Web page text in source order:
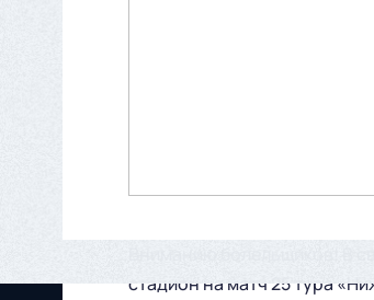
стадион на матч 25 тура